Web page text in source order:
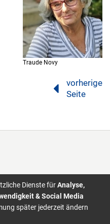
Traude Novy
vorherige
Seite
Dienste fürAnalyse,
& Social Media
später jederzeit ändern